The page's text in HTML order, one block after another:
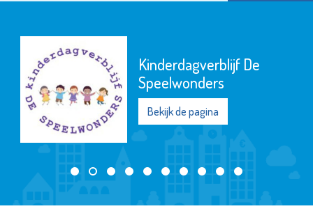
Kinderdagverblijf De
Speelwonders
Bekijk de pagina